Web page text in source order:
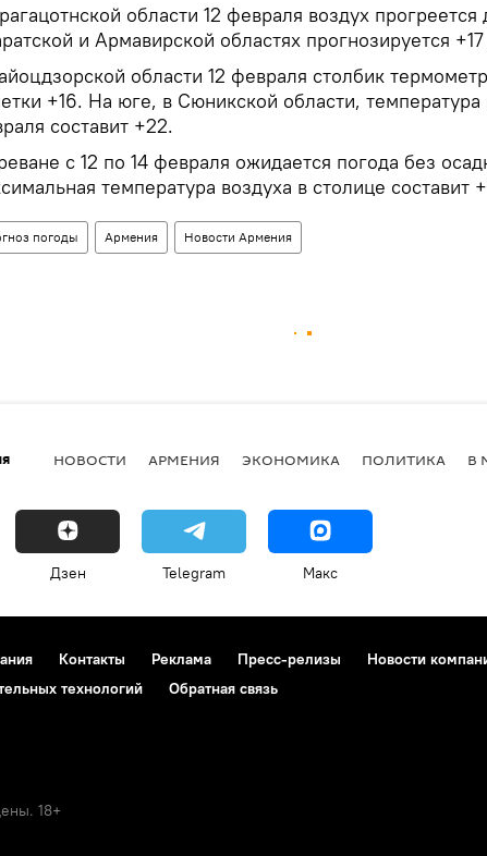
области 12 февраля воздух прогреется
и Армавирской областях прогнозируется
области 12 февраля столбик
+16. На юге, в Сюникской области, температура
составит +22.
с 12 по 14 февраля ожидается погода без
температура воздуха в столице составит
погоды Армения Новости Армения
НОВОСТИ АРМЕНИЯ ЭКОНОМИКА ПОЛИТИКА В
Дзен Telegram Макс
Контакты Реклама Пресс-релизы Новости
технологий
Обратная связь
18+